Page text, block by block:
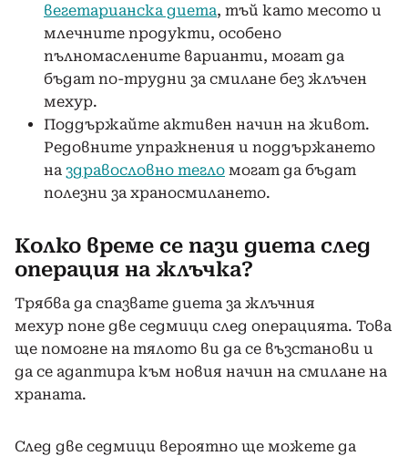
вегетарианска диета, тъй като месото и
млечните продукти, особено
пълномаслените варианти, могат да
бъдат по-трудни за смилане без жлъчен
мехур.
Поддържайте активен начин на живот.
Редовните упражнения и поддържането
на здравословно тегло могат да бъдат
полезни за храносмилането.
Колко време се пази диета след
операция на жлъчка?
Трябва да спазвате диета за жлъчния
мехур поне две седмици след операцията. Това
ще помогне на тялото ви да се възстанови и
да се адаптира към новия начин на смилане на
храната.
След две седмици вероятно ще можете да